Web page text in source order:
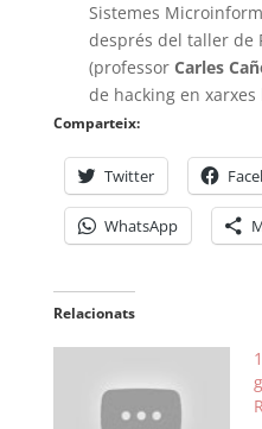
Sistemes
després del taller de
(professor Carles
de hacking en xarxes
Comparteix:
Twitter
WhatsApp
Relacionats